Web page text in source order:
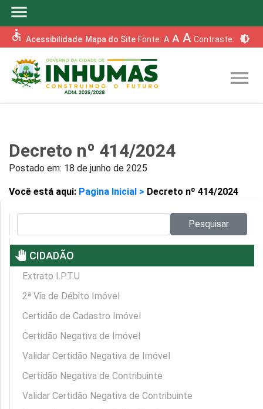
menu
accessible Acessibilidade Mapa do Site Fonte: A A A Contraste: brightness_6
menu
Decreto nº 414/2024
Postado em: 18 de junho de 2025
Você está aqui: Pagina Inicial > Decreto nº 414/2024
Pesquisar
pan_tool CIDADÃO
Extrato I.P.T.U
2ª Via de Débito Imóvel
Certidão de Cadastro Imóvel
Certidão Negativa de Imóvel
Validar Certidão Negativa de Imóvel
Certidão Negativa de Contribuinte
Validar Certidão Negativa de Contribuinte